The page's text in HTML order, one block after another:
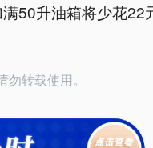
50升油箱将少花22
转载使用。